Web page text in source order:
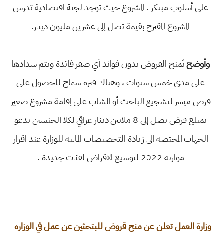
على أسلوب مبتكر . المشروع حيث توجد لجنة اقتصادية تدرس
المشروع المقترح بقيمة تصل إلى عشرين مليون دينار.
وأوضحتُمنح القروض بدون فوائد أي صفر فائدة ويتم سدادها
على مدى خمس سنوات ، وهناك فترة سماح للحصول على
قرض ميسر لتشجيع الباحث أو الشاب على إقامة مشروع صغير
بمبلغ قرض يصل إلى 8 ملايين دينار عراقي لكلا الجنسين يدعو
الجهات المختصة الى زيادة التخصيصات المالية للوزارة عند اقرار
موازنة 2022 لتوسيع الاقراض لفئات جديدة .
وزارة العمل تعلن عن منح قروض للبتحثين عن عمل في الوزاره